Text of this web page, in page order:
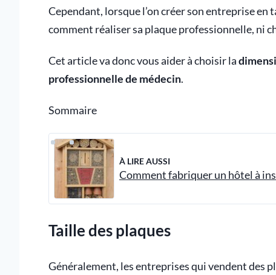
Cependant, lorsque l’on créer son entreprise
comment réaliser sa plaque professionnelle, ni
Cet article va donc vous aider à choisir la
professionnelle de médecin.
Sommaire
À LIRE AUSSI
Comment fabriquer un hôtel à
Taille des plaques
Généralement, les entreprises qui vendent des